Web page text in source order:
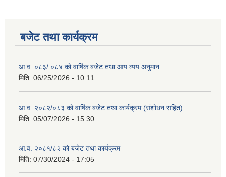
बजेट तथा कार्यक्रम
आ.व. ०८३/ ०८४ को वार्षिक बजेट तथा आय व्यय अनुमान
मिति: 06/25/2026 - 10:11
आ.व. २०८२/०८३ को वार्षिक बजेट तथा कार्यक्रम (संशोधन सहित)
मिति: 05/07/2026 - 15:30
आ.व. २०८१/८२ को बजेट तथा कार्यक्रम
मिति: 07/30/2024 - 17:05